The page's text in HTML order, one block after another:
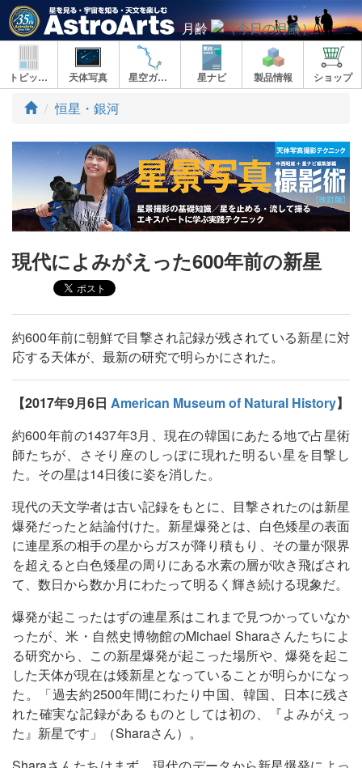
月齢
トピックス 天体写真 星空ガイド 星ナビ 製品情報 ショップ
ト
プ
恒星・銀河
現代によみがえった600年前の新星
約600年前に朝鮮で目撃され記録が残されている新星に対
応する天体が、最新の研究で明らかにされた。
【2017年9月6日 American Museum of Natural History】
約600年前の1437年3月、現在の韓国にあたる地で占星術
師たちが、さそり座のしっぽに現れた明るい星を目撃し
た。その星は14日後に姿を消した。
現代の天文学者は古い記録をもとに、目撃されたのは新星
爆発だったと結論付けた。新星爆発とは、白色矮星の表面
に連星系の相手の星からガスが降り積もり、その量が限界
を超えると白色矮星の周りにある水素の層が吹き飛ばされ
て、数日から数か月にわたって明るく輝き続ける現象だ。
爆発が起こったはずの連星系はこれまで見つかっていなか
ったが、米・自然史博物館のMichael Sharaさんたちによ
る研究から、この新星爆発が起こった場所や、爆発を起こ
した天体が現在は矮新星となっていることが明らかになっ
た。「過去約2500年間にわたり中国、韓国、日本に残さ
れた確実な記録があるものとしては初の、『よみがえっ
た』新星です」（Sharaさん）。